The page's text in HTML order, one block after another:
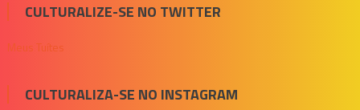
CULTURALIZE-SE NO TWITTER
Meus Tuítes
CULTURALIZA-SE NO INSTAGRAM